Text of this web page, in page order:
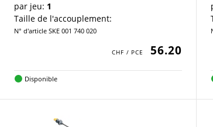
par jeu: 1
Taille de l'accouplement:
N° d'article SKE 001 740 020
56.20
Disponible